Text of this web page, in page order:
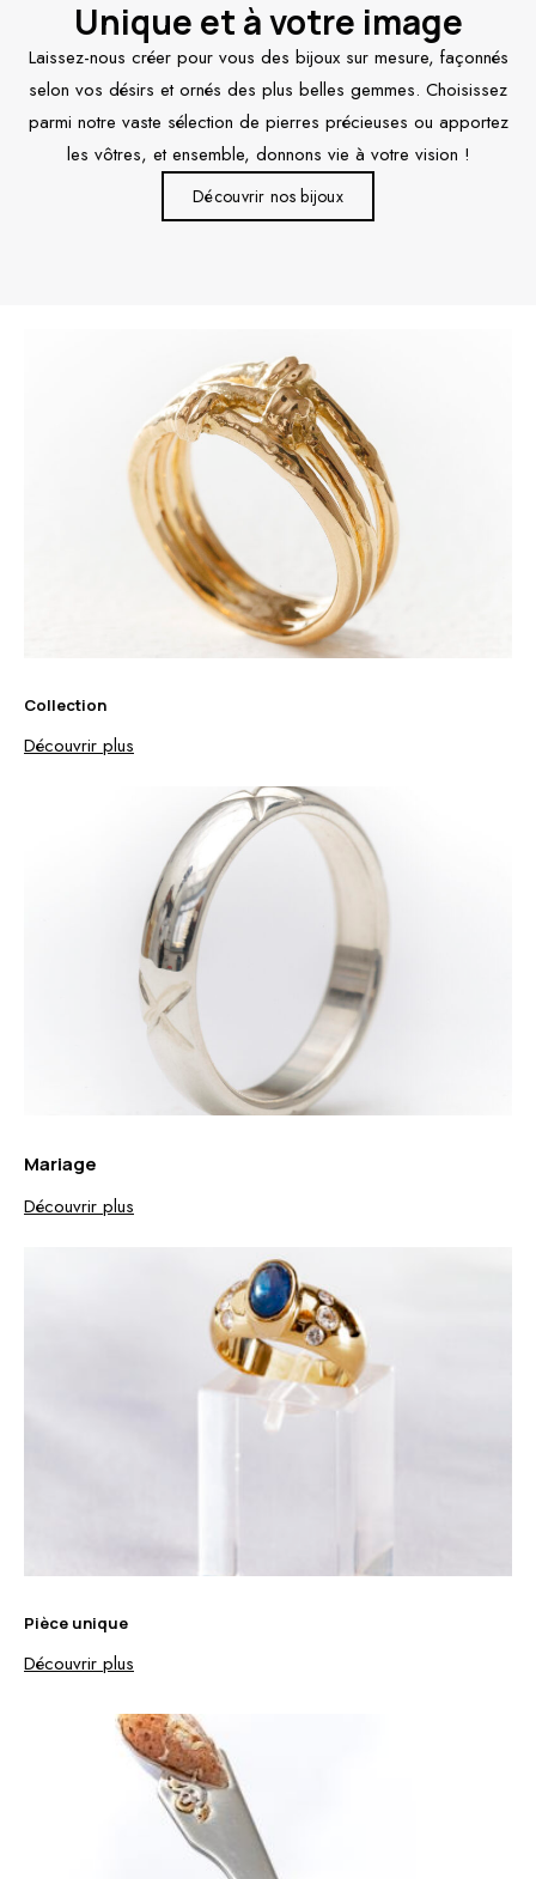
Unique et à votre image
Laissez-nous créer pour vous des bijoux sur mesure, façonnés
selon vos désirs et ornés des plus belles gemmes. Choisissez
parmi notre vaste sélection de pierres précieuses ou apportez
les vôtres, et ensemble, donnons vie à votre vision !
Découvrir nos bijoux
Collection
Découvrir plus
Mariage
Découvrir plus
Pièce unique
Découvrir plus